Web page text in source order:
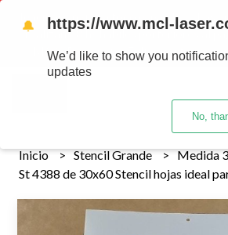
Tenemos envios a todo el pais!........ Los
realizan 48 hs habiles porteriores al
MAYOR se envian 7 dias posteriores
Inicio Stencil Grande
Medida
St 4388 de 30x60 Stencil hojas ideal
🔔 https://www.mcl-
We’d like to show you
updates
No,